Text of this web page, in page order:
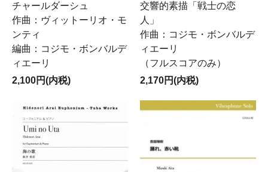
チャールダーシュ
作曲：ヴィットーリオ・モ
ンティ
編曲：コジモ・ボンバルデ
ィエーリ
2,100円(内税)
交響的素描「戦士の恋
人」
作曲：コジモ・ボンバルデ
ィエーリ
（フルスコアのみ）
2,170円(内税)